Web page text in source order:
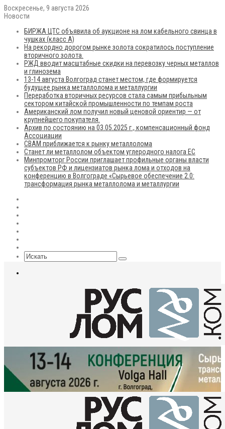
Воскресенье, 9 августа 2026
Новости
БИРЖА ЦТС объявила об аукционе на лом кабельного свинца в
чушках (класс А)
На рекордно дорогом рынке золота сократилось поступление
вторичного золота.
РЖД вводит масштабные скидки на перевозку черных металлов
и глинозема
13-14 августа Волгоград станет местом, где формируется
будущее рынка металлолома и металлургии
Переработка вторичных ресурсов стала самым прибыльным
сектором китайской промышленности по темпам роста
Американский лом получил новый ценовой ориентир — от
крупнейшего покупателя.
Архив по состоянию на 03.05.2025 г., компенсационный фонд
Ассоциации
CBAM приближается к рынку металлолома
Станет ли металлолом объектом углеродного налога ЕС
Минпромторг России приглашает профильные органы власти
субъектов РФ и лицензиатов рынка лома и отходов на
конференцию в Волгограде «Сырьевое обеспечение 2.0:
трансформация рынка металлолома и металлургии
Искать